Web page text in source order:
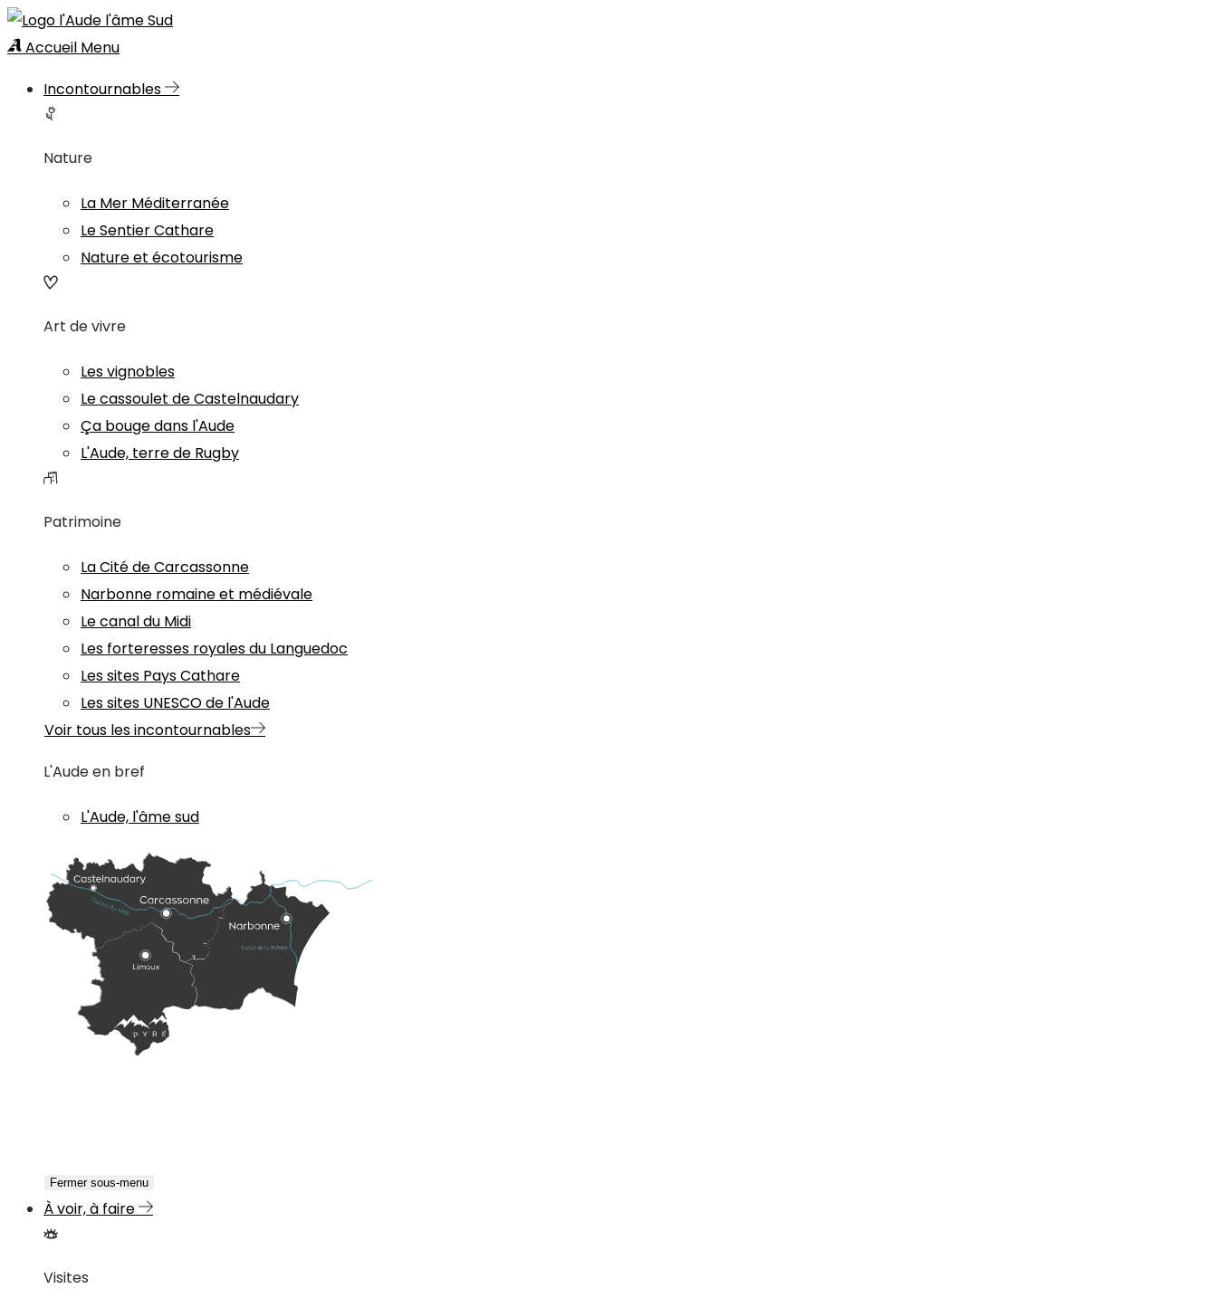
Accueil Menu
Incontournables
Nature
La Mer Méditerranée
Le Sentier Cathare
Nature et écotourisme
Art de vivre
Les vignobles
Le cassoulet de Castelnaudary
Ça bouge dans l'Aude
L'Aude, terre de Rugby
Patrimoine
La Cité de Carcassonne
Narbonne romaine et médiévale
Le canal du Midi
Les forteresses royales du Languedoc
Les sites Pays Cathare
Les sites UNESCO de l'Aude
Voir tous les incontournables
L'Aude en bref
L'Aude, l'âme sud
Fermer sous-menu
À voir, à faire
Visites